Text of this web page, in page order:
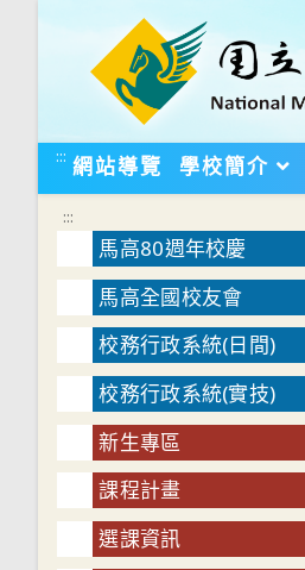
::: 網站導覽 學校簡介
:::
馬高80週年校慶
馬高全國校友會
校務行政系統(日間)
校務行政系統(實技)
新生專區
課程計畫
選課資訊